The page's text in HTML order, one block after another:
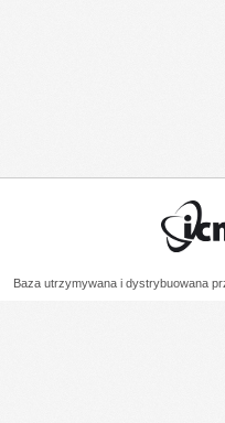
Baza utrzymywana i dystrybuowana